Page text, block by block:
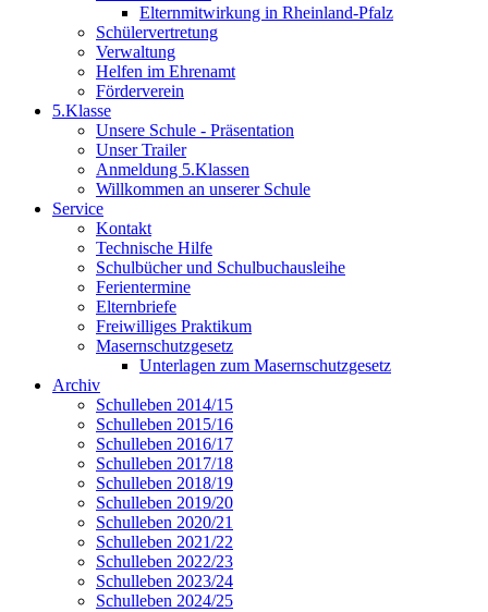
Elternmitwirkung in Rheinland-Pfalz
Schülervertretung
Verwaltung
Helfen im Ehrenamt
Förderverein
5.Klasse
Unsere Schule - Präsentation
Unser Trailer
Anmeldung 5.Klassen
Willkommen an unserer Schule
Service
Kontakt
Technische Hilfe
Schulbücher und Schulbuchausleihe
Ferientermine
Elternbriefe
Freiwilliges Praktikum
Masernschutzgesetz
Unterlagen zum Masernschutzgesetz
Archiv
Schulleben 2014/15
Schulleben 2015/16
Schulleben 2016/17
Schulleben 2017/18
Schulleben 2018/19
Schulleben 2019/20
Schulleben 2020/21
Schulleben 2021/22
Schulleben 2022/23
Schulleben 2023/24
Schulleben 2024/25